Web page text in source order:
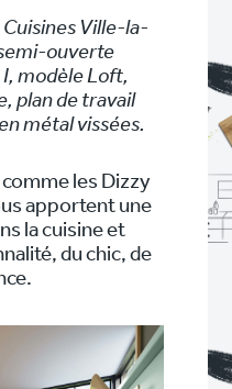
Cuisines Ville-la-
ouverte
modèle Loft,
plan de travail
métal vissées.
les Dizzy
apportent une
la cuisine et
du chic, de